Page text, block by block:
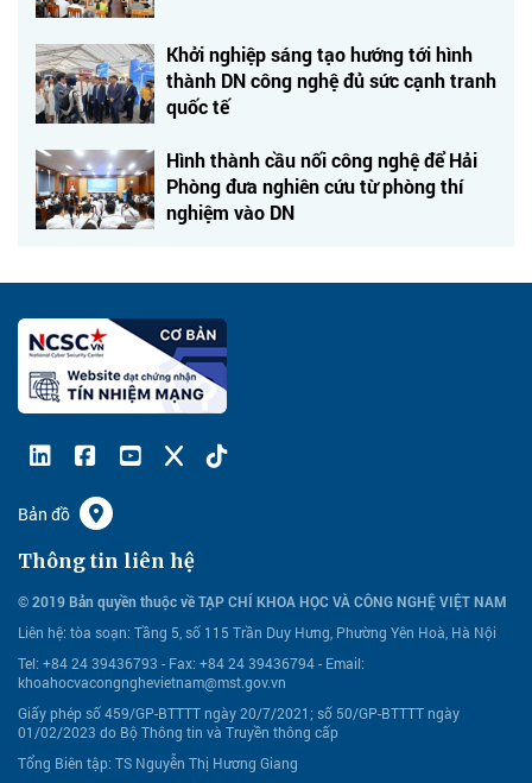
Khởi nghiệp sáng tạo hướng tới hình
thành DN công nghệ đủ sức cạnh tranh
quốc tế
Hình thành cầu nối công nghệ để Hải
Phòng đưa nghiên cứu từ phòng thí
nghiệm vào DN
Bản đồ
Thông tin liên hệ
© 2019 Bản quyền thuộc về TẠP CHÍ KHOA HỌC VÀ CÔNG NGHỆ VIỆT NAM
Liên hệ: tòa soạn: Tầng 5, số 115 Trần Duy Hưng, Phường Yên Hoà, Hà Nội
Tel: +84 24 39436793 - Fax: +84 24 39436794 - Email:
khoahocvacongnghevietnam@mst.gov.vn
Giấy phép số 459/GP-BTTTT ngày 20/7/2021; số 50/GP-BTTTT ngày
01/02/2023 do Bộ Thông tin và Truyền thông cấp
Tổng Biên tập: TS Nguyễn Thị Hương Giang